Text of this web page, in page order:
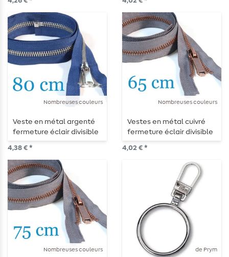
Nombreuses couleurs
Veste en métal argenté
fermeture éclair divisible
80 cm
4,38 € *
Nombreuses couleurs
Vestes en métal cuivré
fermeture éclair divisible
65 cm
4,02 € *
Nombreuses couleurs de Prym